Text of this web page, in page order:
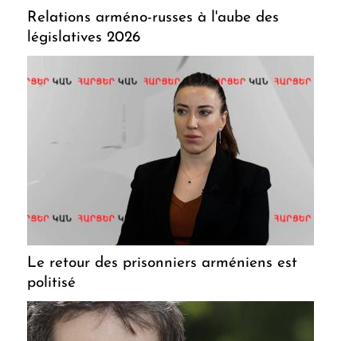
Relations arméno-russes à l'aube des
législatives 2026
Le retour des prisonniers arméniens est
politisé